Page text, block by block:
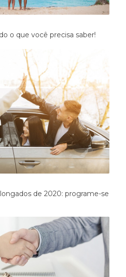
o que você precisa saber!
de 2020: programe-se